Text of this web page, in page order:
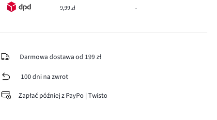
9,99 zł -
Darmowa dostawa od 199 zł
100 dni na zwrot
Zapłać później z PayPo | Twisto